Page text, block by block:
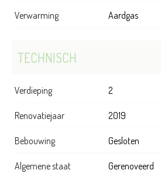
Verwarming Aardgas
TECHNISCH
Verdieping 2
Renovatiejaar 2019
Bebouwing Gesloten
Algemene staat Gerenoveerd